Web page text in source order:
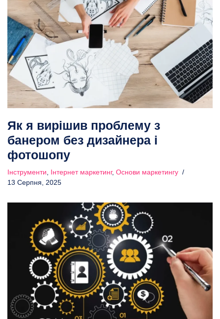
Як я вирішив проблему з
банером без дизайнера і
фотошопу
Інструменти Інтернет маркетинг, Основи маркетингу
13 Серпня, 2025